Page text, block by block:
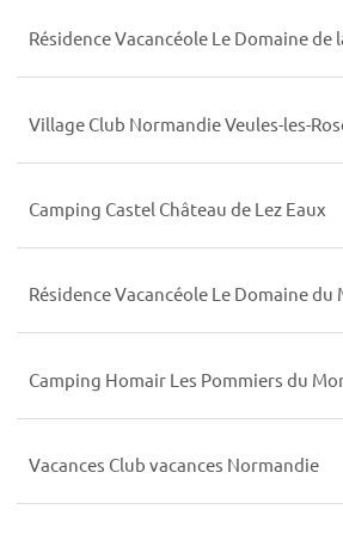
Résidence Vacancéole Le Domaine de
Village Club Normandie Veules-les-
Camping Castel Château de Lez Eaux
Résidence Vacancéole Le Domaine du
Camping Homair Les Pommiers du
Vacances Club vacances Normandie